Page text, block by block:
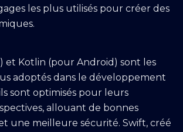
les plus utilisés pour créer des
et Kotlin (pour Android) sont les
adoptés dans le développement
sont optimisés pour leurs
allouant de bonnes
une meilleure sécurité. Swift, créé